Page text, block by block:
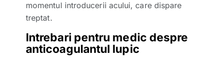
momentul introducerii acului, care dispare
treptat.
Intrebari pentru medic despre
anticoagulantul lupic